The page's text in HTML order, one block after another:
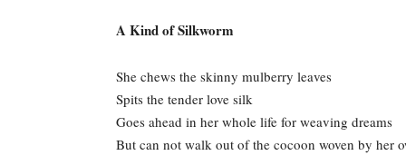
A Kind of Silkworm
She chews the skinny mulberry leaves
Spits the tender love silk
Goes ahead in her whole life for weaving dreams
But can not walk out of the cocoon woven by her